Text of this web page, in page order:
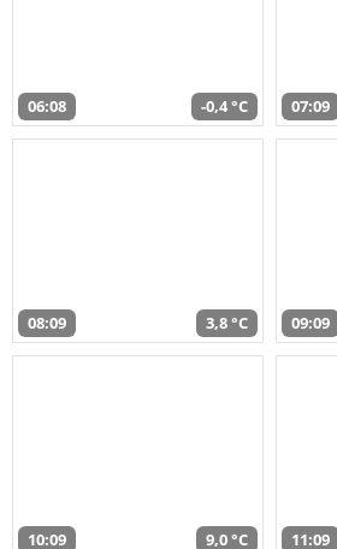
06:08 -0,4 °C 07:09
08:09 3,8 °C 09:09
10:09 9,0 °C 11:09